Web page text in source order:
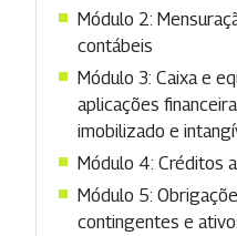
Módulo 2:
contábeis
Módulo 3: Caixa e
aplicações
imobilizado e
Módulo 4: Créditos
Módulo 5:
contingentes e